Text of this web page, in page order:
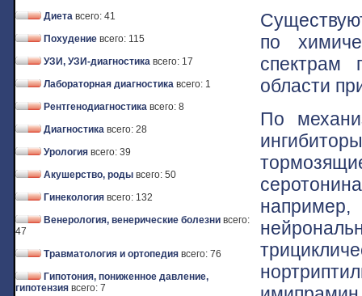
Диета всего: 41
Похудение всего: 115
УЗИ, УЗИ-диагностика всего: 17
Лабораторная диагностика всего: 1
Рентгенодиагностика всего: 8
Диагностика всего: 28
Урология всего: 39
Акушерство, роды всего: 50
Гинекология всего: 132
Венерология, венерические болезни всего:
47
Травматология и ортопедия всего: 76
Гипотония, пониженное давление,
гипотензия всего: 7
по
спектрам
области
По